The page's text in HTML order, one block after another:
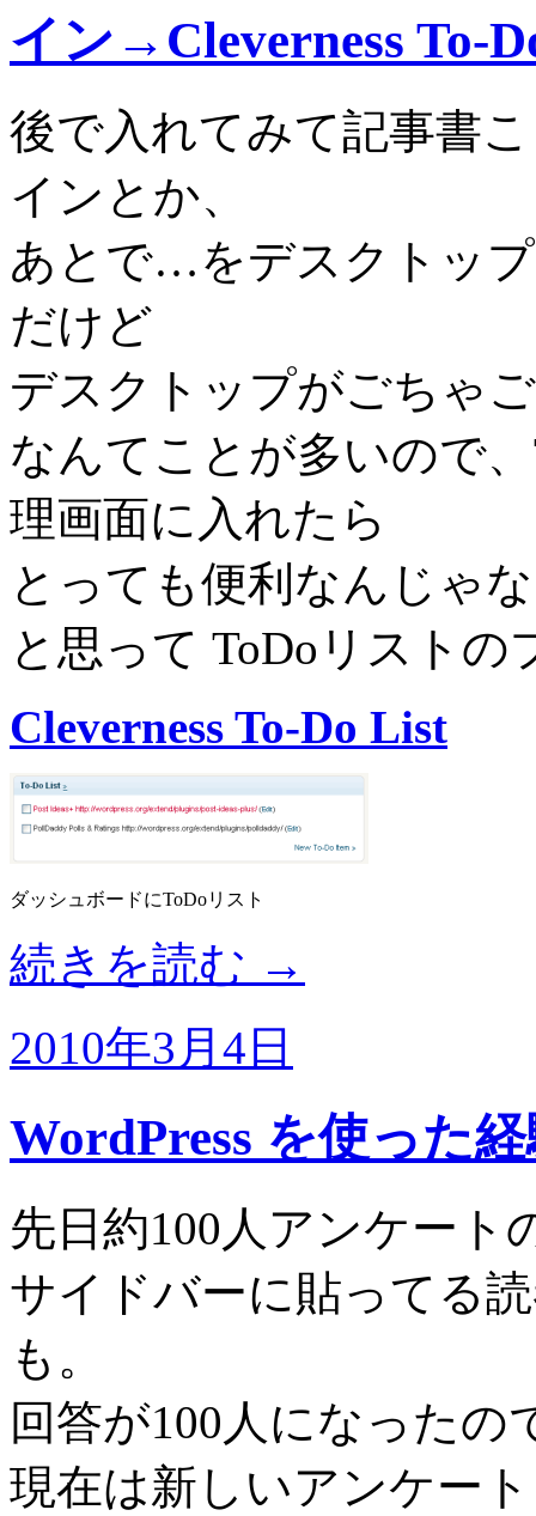
イン→Cleverness To-
後で入れてみて記事書
インとか、
あとで…をデスクトッ
だけど
デスクトップがごちゃ
なんてことが多いので
理画面に入れたら
とっても便利なんじゃ
と思って ToDoリスト
Cleverness To-Do List
ダッシュボードにToDoリスト
続きを読む →
2010年3月4日
WordPress を使った
先日約100人アンケート
サイドバーに貼ってる
も。
回答が100人になったの
現在は新しいアンケー